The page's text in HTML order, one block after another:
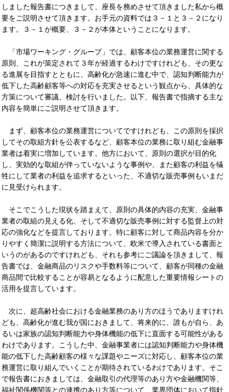
しました報告書につきまして、座長を務めさせて頂きました私から概
要をご説明させて頂きます。お手元の資料では３－１と３－２になり
ます。３－１が概要、３－２が本体ということになります。
「市場ワーキング・グループ」では、顧客本位の業務運営に関する
原則、これが策定されて３年が経過するわけですけれども、その更な
る進展を目指すとともに、高齢化が急速に進む中で、認知判断能力が
低下した高齢顧客等への対応を充実させるという観点から、具体的な
方策について審議、検討を行いました。以下、報告書で指摘する主な
内容を簡単にご説明させて頂きます。
まず、顧客本位の業務運営についてですけれども、この原則を採択
してその取組方針を公表するなど、顧客本位の業務に取り組む金融事
業者は着実に増加しています。他方において、原則の選択が目的化
し、実効的な取組が伴っていないような事例や、また顧客の利益を犠
牲にして業者の利益を追求するといった、不適切な販売事例もいまだ
に見受けられます。
そこでこうした現状を踏まえて、原則の具体的内容の充実、金融事
業者の取組の見える化、そして不適切な販売事例に対する監督上の対
応の強化などを提言しております。特に顧客に対して商品内容を分か
りやすく簡潔に説明する方法について、欧米で導入されている書面と
いうのがあるのですけれども、それも参考にご議論を頂きまして、報
告書では、金融商品のリスクや手数料等について、顧客が同種の金融
商品間で比較することが容易となるように配意した重要情報シートの
活用を提言しています。
次に、超高齢社会における金融業務のあり方のほうでありますけれ
ども、高齢化が進む我が国におきまして、将来的に、誰もが自ら、あ
るいは家族の認知判断能力や身体機能の低下に直面する可能性がある
わけであります。こうした中、金融事業者には認知判断能力や身体機
能の低下した高齢顧客の様々な課題やニーズに対応し、顧客本位の業
務運営に取り組んでいくことが期待されているわけであります。そこ
で報告書におきましては、金融取引の代理等のあり方や金融機関等、
福祉関係機関等との連携のあり方等について、業界団体において指針